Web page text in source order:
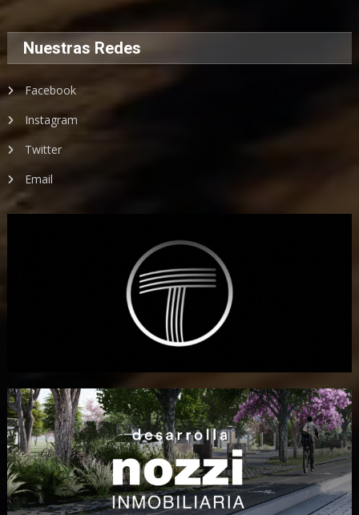
Nuestras Redes
Facebook
Instagram
Twitter
Email